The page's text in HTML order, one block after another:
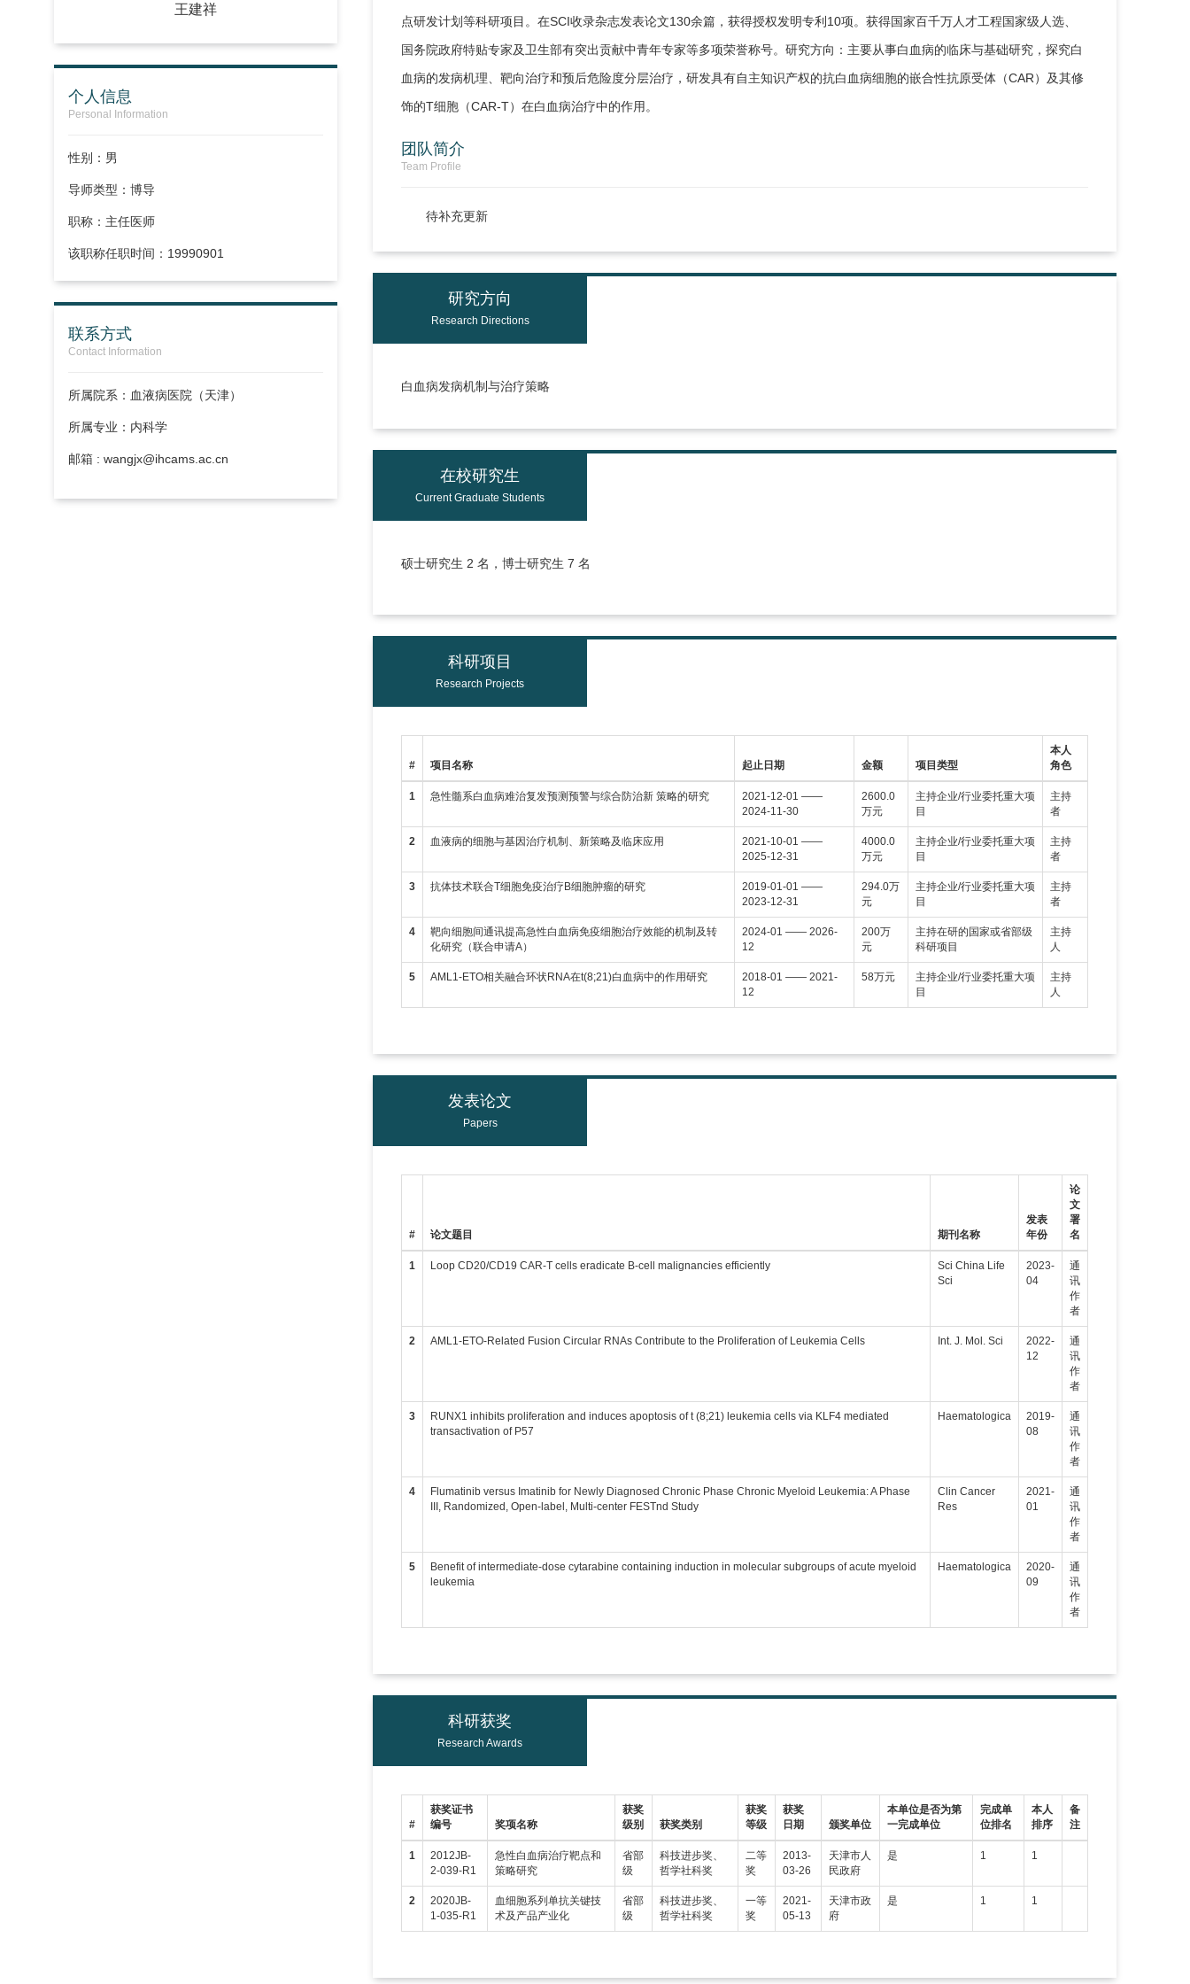
王建祥
个人信息
Personal Information
性别：男
导师类型：博导
职称： 主任医师
该职称任职时间：19990901
联系方式
Contact Information
所属院系：血液病医院（天津）
所属专业：内科学
邮箱 : wangjx@ihcams.ac.cn
点研发计划等科研项目。在SCI收录杂志发表论文130余篇，获得授权发明专利10项。获得国家百千万人才工程国家级人选、
国务院政府特贴专家及卫生部有突出贡献中青年专家等多项荣誉称号。研究方向：主要从事白血病的临床与基础研究，探究白
血病的发病机理、靶向治疗和预后危险度分层治疗，研发具有自主知识产权的抗白血病细胞的嵌合性抗原受体（CAR）及其修
饰的T细胞（CAR-T）在白血病治疗中的作用。
团队简介
Team Profile
待补充更新
研究方向
Research Directions
白血病发病机制与治疗策略
在校研究生
Current Graduate Students
硕士研究生 2 名，博士研究生 7 名
科研项目
Research Projects
# 项目名称 起止日期 金额 项目类型
本人
角色
1 急性髓系白血病难治复发预测预警与综合防治新 策略的研究
2021-12-01 ——
2024-11-30
2600.0
万元
主持企业/行业委托重大项
目
主持
者
2 血液病的细胞与基因治疗机制、新策略及临床应用
2021-10-01 ——
2025-12-31
4000.0
万元
主持企业/行业委托重大项
目
主持
者
3 抗体技术联合T细胞免疫治疗B细胞肿瘤的研究
2019-01-01 ——
2023-12-31
294.0万
元
主持企业/行业委托重大项
目
主持
者
4
靶向细胞间通讯提高急性白血病免疫细胞治疗效能的机制及转
化研究（联合申请A）
2024-01 —— 2026-
12
200万
元
主持在研的国家或省部级
科研项目
主持
人
5 AML1-ETO相关融合环状RNA在t(8;21)白血病中的作用研究
2018-01 —— 2021-
12
58万元
主持企业/行业委托重大项
目
主持
人
发表论文
Papers
# 论文题目 期刊名称
发表
年份
论
文
署
名
1 Loop CD20/CD19 CAR-T cells eradicate B-cell malignancies efficiently
Sci China Life
Sci
2023-
04
通
讯
作
者
2 AML1-ETO-Related Fusion Circular RNAs Contribute to the Proliferation of Leukemia Cells Int. J. Mol. Sci
2022-
12
通
讯
作
者
3
RUNX1 inhibits proliferation and induces apoptosis of t (8;21) leukemia cells via KLF4 mediated
transactivation of P57
Haematologica
2019-
08
通
讯
作
者
4
Flumatinib versus Imatinib for Newly Diagnosed Chronic Phase Chronic Myeloid Leukemia: A Phase
III, Randomized, Open-label, Multi-center FESTnd Study
Clin Cancer
Res
2021-
01
通
讯
作
者
5
Benefit of intermediate-dose cytarabine containing induction in molecular subgroups of acute myeloid
leukemia
Haematologica
2020-
09
通
讯
作
者
科研获奖
Research Awards
#
获奖证书
编号
奖项名称
获奖
级别
获奖类别
获奖
等级
获奖
日期
颁奖单位
本单位是否为第
一完成单位
完成单
位排名
本人
排序
备
注
1
2012JB-
2-039-R1
急性白血病治疗靶点和
策略研究
省部
级
科技进步奖、
哲学社科奖
二等
奖
2013-
03-26
天津市人
民政府
是 1 1
2
2020JB-
1-035-R1
血细胞系列单抗关键技
术及产品产业化
省部
级
科技进步奖、
哲学社科奖
一等
奖
2021-
05-13
天津市政
府
是 1 1